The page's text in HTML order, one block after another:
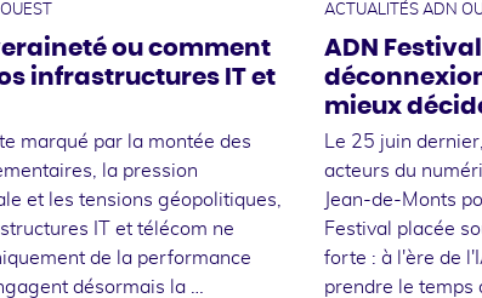
ou comment
infrastructures IT et
marqué par la montée des
la pression
et les tensions géopolitiques,
IT et télécom ne
de la performance
désormais la …
ACTUALITÉS ADN
ADN
mieux
Le 25 juin
acteurs du
Jean-de-Monts
Festival placée
forte : à l'ère de
prendre le temps